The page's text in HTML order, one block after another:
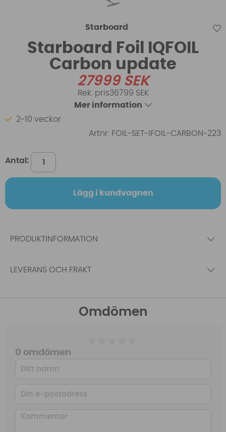
Starboard
Starboard Foil IQFOIL
Carbon update
27999SEK
36799 SEK
Mer information
2-10 veckor
Artnr: FOIL-SET-IFOIL-CARBON-223
Antal:
Lägg i kundvagnen
PRODUKTINFORMATION
LEVERANS OCH FRAKT
Omdömen
0 omdömen